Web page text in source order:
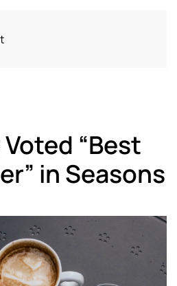
“Best
in Seasons